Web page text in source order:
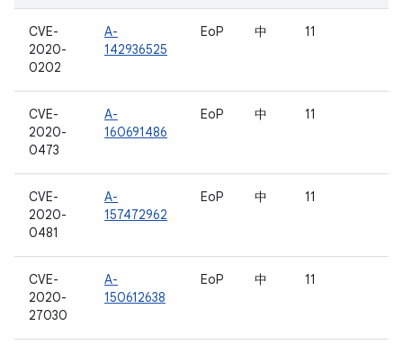
CVE-
2020-
0202
A-
142936525
EoP 中 11
CVE-
2020-
0473
A-
160691486
EoP 中 11
CVE-
2020-
0481
A-
157472962
EoP 中 11
CVE-
2020-
27030
A-
150612638
EoP 中 11